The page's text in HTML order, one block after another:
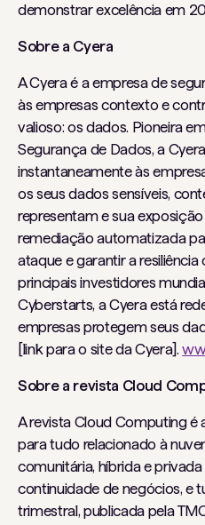
demonstrar excelência em
Sobre a Cyera
A Cyera é a empresa de
às empresas contexto e
valioso: os dados. Pioneira
Segurança de Dados, a
instantaneamente às
os seus dados sensíveis,
representam e sua
remediação automatizada
ataque e garantir a
principais investidores
Cyberstarts, a Cyera está
empresas protegem seus
[link para o site da Cyera].
Sobre a revista Cloud
A revista Cloud Computing
para tudo relacionado à
comunitária, híbrida e
continuidade de negócios, e
trimestral, publicada pela